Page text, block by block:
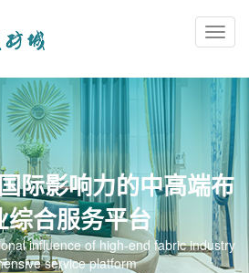
际影响力的中高端布
综合服务平台
influence of high-end fabric industry
service platform